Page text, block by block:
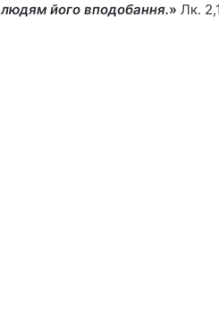
його вподобання.» Лк.